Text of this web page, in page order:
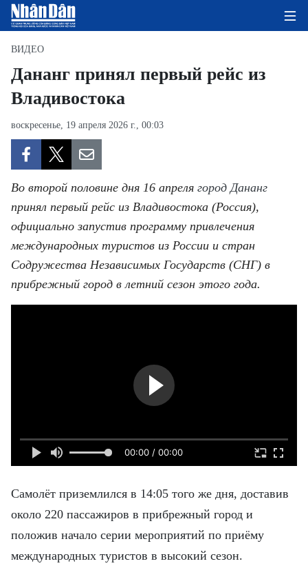
ГЛАВНАЯ СТРАНИЦА
ПОЛИТИКА
ОБЩЕСТВО
ЭКОЛОГИЯ
КУЛЬТУРА
В МИРЕ
ВСТРЕЧИ - ДИАЛОГИ
ДОСЬЕ И МАТЕРИАЛЫ
TIẾNG VIỆT
ENGLISH
ВИДЕО
Дананг принял первый рейс из
Владивостока
воскресенье, 19 апреля 2026 г., 00:03
Во второй половине дня 16 апреля город Дананг
принял первый рейс из Владивостока (Россия),
официально запустив программу привлечения
международных туристов из России и стран
Содружества Независимых Государств (СНГ) в
прибрежный город в летний сезон этого года.
00:00 / 00:00
Самолёт приземлился в 14:05 того же дня, доставив
около 220 пассажиров в прибрежный город и
положив начало серии мероприятий по приёму
международных туристов в высокий сезон.